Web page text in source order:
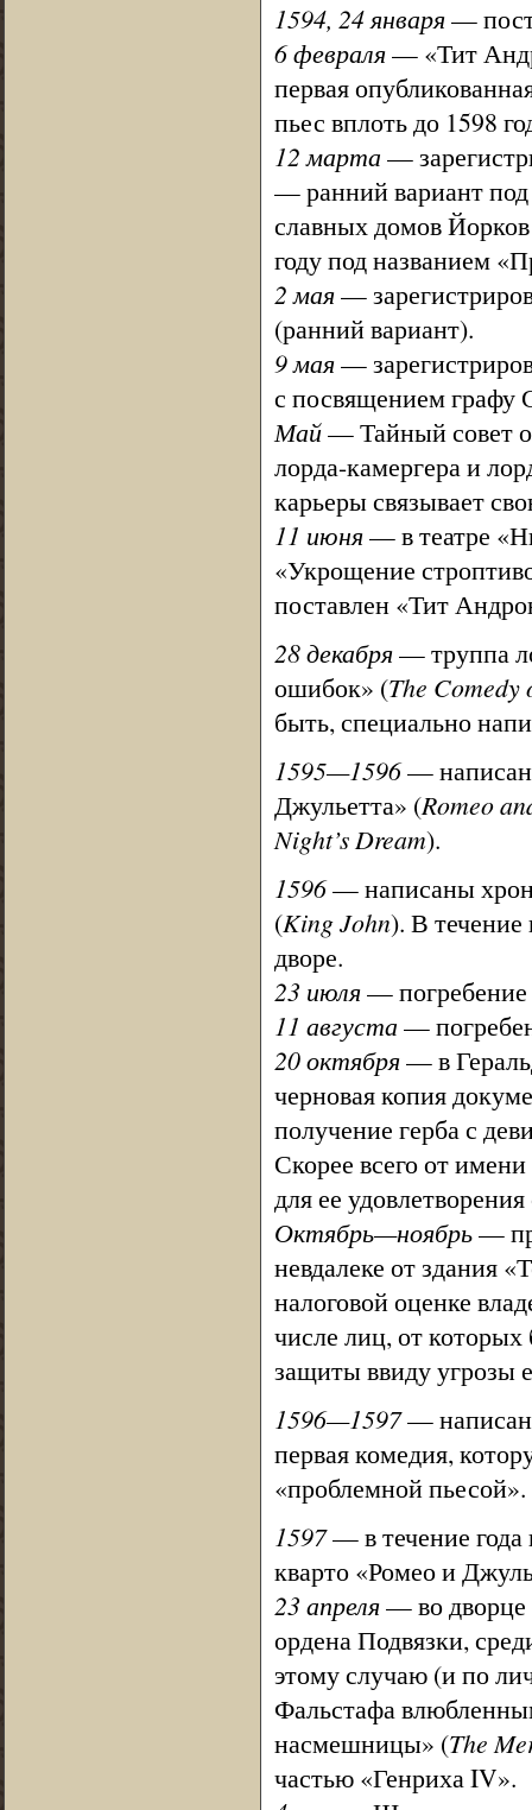
1594, 24 января—
6 февраля— «Тит
первая
пьес вплоть до 1598
12 марта —
— ранний вариант под
славных домов
году под названием
2 мая—
(ранний вариант).
9 мая—
с посвящением графу
Май— Тайный совет
лорда-камергера и
карьеры связывает
11 июня— в театре
«Укрощение
поставлен «Тит
28 декабря— труппа
ошибок» (The Comedy
быть, специально
1595—1596—
Джульетта» (Romeo
Night’s Dream).
1596— написаны
(King John). В течение
дворе.
23 июля— погребение
11 августа —
20 октября— в
черновая копия
получение герба с
Скорее всего от
для ее
Октябрь—ноябрь—
невдалеке от здания
налоговой оценке
числе лиц, от
защиты ввиду угрозы
1596—1597— написан
первая комедия,
«проблемной пьесой».
1597— в течение года
кварто «Ромео и
23 апреля— во дворце
ордена Подвязки,
этому случаю (и по
Фальстафа
насмешницы» (The
частью «Генриха IV».